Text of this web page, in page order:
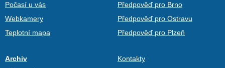
Počasí u vás
Webkamery
Teplotní mapa
Předpověď pro Brno
Předpověď pro Ostravu
Předpověď pro Plzeň
Archiv
Kontakty